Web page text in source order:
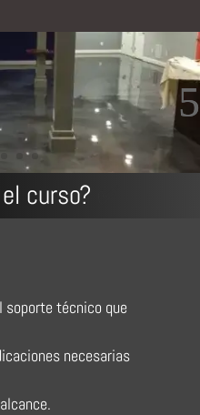
curso?
técnico que
necesarias